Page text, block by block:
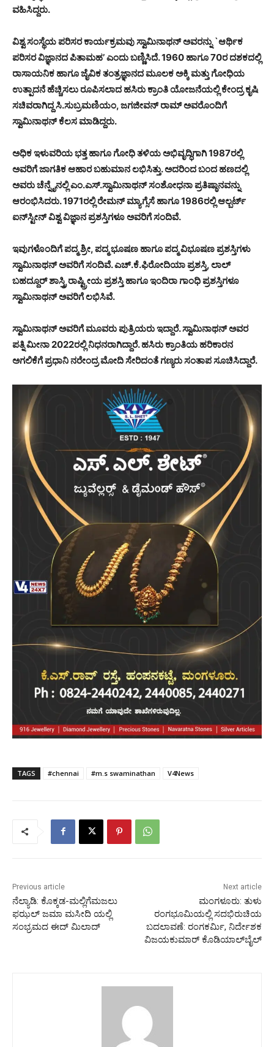
ವಹಿಸಿದ್ದರು.
ವಿಶ್ವ ಸಂಸ್ಥೆಯ ಪರಿಸರ ಕಾರ್ಯಕ್ರಮವು ಸ್ವಾಮಿನಾಥನ್ ಅವರನ್ನು `ಆರ್ಥಿಕ
ಪರಿಸರ ವಿಜ್ಞಾನದ ಪಿತಾಮಹ’ ಎಂದು ಬಣ್ಣಿಸಿದೆ. 1960 ಹಾಗೂ 70ರ ದಶಕದಲ್ಲಿ
ರಾಸಾಯನಿಕ ಹಾಗೂ ಜೈವಿಕ ತಂತ್ರಜ್ಞಾನದ ಮೂಲಕ ಅಕ್ಕಿ ಮತ್ತು ಗೋಧಿಯ
ಉತ್ಪಾದನೆ ಹೆಚ್ಚಿಸಲು ರೂಪಿಸಲಾದ ಹಸಿರು ಕ್ರಾಂತಿ ಯೋಜನೆಯಲ್ಲಿ ಕೇಂದ್ರ ಕೃಷಿ
ಸಚಿವರಾಗಿದ್ದ ಸಿ.ಸುಬ್ರಮಣಿಯಂ, ಜಗಜೀವನ್ ರಾಮ್ ಅವರೊಂದಿಗೆ
ಸ್ವಾಮಿನಾಥನ್ ಕೆಲಸ ಮಾಡಿದ್ದರು.
ಅಧಿಕ ಇಳುವರಿಯ ಭತ್ತ ಹಾಗೂ ಗೋಧಿ ತಳಿಯ ಅಭಿವೃದ್ಧಿಗಾಗಿ 1987ರಲ್ಲಿ
ಅವರಿಗೆ ಜಾಗತಿಕ ಆಹಾರ ಬಹುಮಾನ ಲಭಿಸಿತ್ತು. ಅದರಿಂದ ಬಂದ ಹಣದಲ್ಲಿ
ಅವರು ಚೆನ್ನೈನಲ್ಲಿ ಎಂ.ಎಸ್.ಸ್ವಾಮಿನಾಥನ್ ಸಂಶೋಧನಾ ಪ್ರತಿಷ್ಠಾನವನ್ನು
ಆರಂಭಿಸಿದರು. 1971ರಲ್ಲಿ ರೇಮನ್ ಮ್ಯಾಗ್ಸೆಸೆ ಹಾಗೂ 1986ರಲ್ಲಿ ಆಲ್ಬರ್ಟ್
ಐನ್‍ಸ್ಟೀನ್ ವಿಶ್ವ ವಿಜ್ಞಾನ ಪ್ರಶಸ್ತಿಗಳೂ ಅವರಿಗೆ ಸಂದಿವೆ.
ಇವುಗಳೊಂದಿಗೆ ಪದ್ಮ ಶ್ರೀ, ಪದ್ಮ ಭೂಷಣ ಹಾಗೂ ಪದ್ಮ ವಿಭೂಷಣ ಪ್ರಶಸ್ತಿಗಳು
ಸ್ವಾಮಿನಾಥನ್ ಅವರಿಗೆ ಸಂದಿವೆ. ಎಚ್.ಕೆ.ಫಿರೋದಿಯಾ ಪ್ರಶಸ್ತಿ, ಲಾಲ್
ಬಹದ್ದೂರ್ ಶಾಸ್ತ್ರಿ ರಾಷ್ಟ್ರೀಯ ಪ್ರಶಸ್ತಿ ಹಾಗೂ ಇಂದಿರಾ ಗಾಂಧಿ ಪ್ರಶಸ್ತಿಗಳೂ
ಸ್ವಾಮಿನಾಥನ್ ಅವರಿಗೆ ಲಭಿಸಿವೆ.
ಸ್ವಾಮಿನಾಥನ್ ಅವರಿಗೆ ಮೂವರು ಪುತ್ರಿಯರು ಇದ್ದಾರೆ. ಸ್ವಾಮಿನಾಥನ್ ಅವರ
ಪತ್ನಿ ಮೀನಾ 2022ರಲ್ಲಿ ನಿಧನರಾಗಿದ್ದಾರೆ. ಹಸಿರು ಕ್ರಾಂತಿಯ ಹರಿಕಾರನ
ಅಗಲಿಕೆಗೆ ಪ್ರಧಾನಿ ನರೇಂದ್ರ ಮೋದಿ ಸೇರಿದಂತೆ ಗಣ್ಯರು ಸಂತಾಪ ಸೂಚಿಸಿದ್ದಾರೆ.
TAGS #chennai #m.s swaminathan V4News
Previous article
ನೆಲ್ಯಾಡಿ: ಕೊಕ್ಕಡ-ಮಲ್ಲಿಗೆಮಜಲು
ಫಝಲ್ ಜಮಾ ಮಸೀದಿ ಯಲ್ಲಿ
ಸಂಭ್ರಮದ ಈದ್ ಮಿಲಾದ್
Next article
ಮಂಗಳೂರು: ತುಳು
ರಂಗಭೂಮಿಯಲ್ಲಿ ಸದಭಿರುಚಿಯ
ಬದಲಾವಣೆ: ರಂಗಕರ್ಮಿ, ನಿರ್ದೇಶಕ
ವಿಜಯಕುಮಾರ್ ಕೊಡಿಯಾಲ್‌ಬೈಲ್